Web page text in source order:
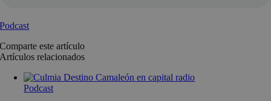
Podcast
Comparte este artículo
Artículos relacionados
Podcast